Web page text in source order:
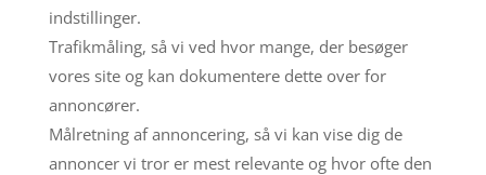
indstillinger.
Trafikmåling, så vi ved hvor mange, der besøger
vores site og kan dokumentere dette over for
annoncører.
Målretning af annoncering, så vi kan vise dig de
annoncer vi tror er mest relevante og hvor ofte den